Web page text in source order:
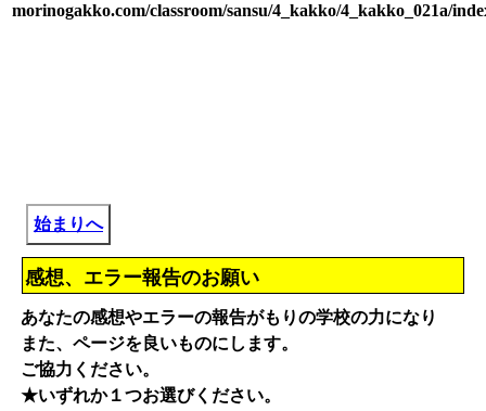
morinogakko.com/classroom/sansu/4_kakko/4_kakko_021a/
始まりへ
感想、エラー報告のお願い
あなたの感想やエラーの報告がもりの学校の力になり
また、ページを良いものにします。
ご協力ください。
★いずれか１つお選びください。